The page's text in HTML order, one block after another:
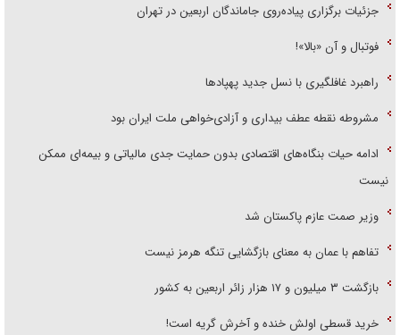
جزئیات برگزاری پیاده‌روی جاماندگان اربعین در تهران
فوتبال و آن «بالا»!
راهبرد غافلگیری با نسل جدید پهپاد‌ها
مشروطه نقطه عطف بیداری و آزادی‌خواهی ملت ایران بود
ادامه حیات بنگاه‌های اقتصادی بدون حمایت جدی مالیاتی و بیمه‌ای ممکن
نیست
وزیر صمت عازم پاکستان شد
تفاهم با عمان به معنای بازگشایی تنگه هرمز نیست
بازگشت ۳ میلیون و ۱۷ هزار زائر اربعین به کشور
خرید قسطی اولش خنده و آخرش گریه است!